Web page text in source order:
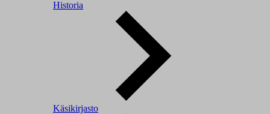
Historia
Käsikirjasto